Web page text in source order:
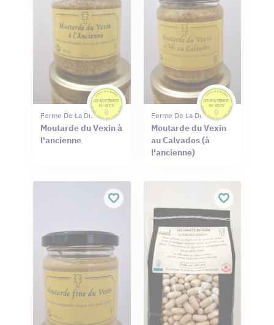
Ferme De La Distillerie
Moutarde du Vexin à
l'ancienne
Ferme De La Distillerie
Moutarde du Vexin
au Calvados (à
l'ancienne)